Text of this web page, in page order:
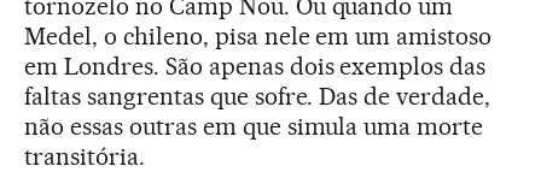
tornozelo no Camp Nou. Ou quando um
Medel, o chileno, pisa nele em um amistoso
em Londres. São apenas dois exemplos das
faltas sangrentas que sofre. Das de verdade,
não essas outras em que simula uma morte
transitória.